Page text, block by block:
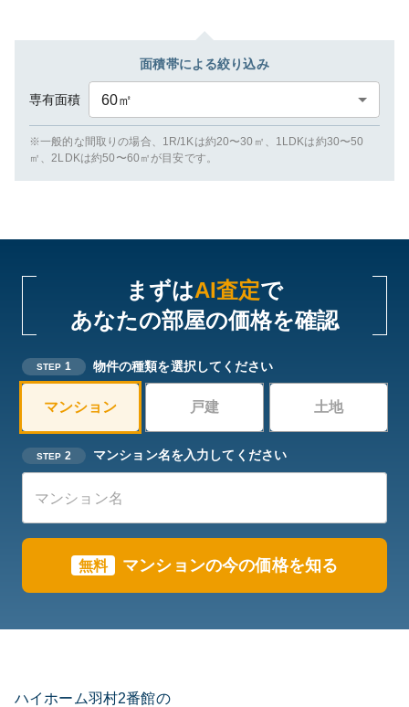
面積帯による絞り込み
専有面積 60㎡
※一般的な間取りの場合、1R/1Kは約20〜30㎡、1LDKは約30〜50
㎡、2LDKは約50〜60㎡が目安です。
まずはAI査定で
あなたの部屋の価格を確認
STEP 1 物件の種類を選択してください
マンション 戸建 土地
STEP 2 マンション名を入力してください
無料 マンションの今の価格を知る
ハイホーム羽村2番館の